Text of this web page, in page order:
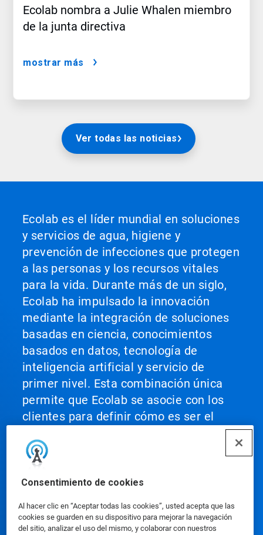
Consentimiento de cookies
Al hacer clic en “Aceptar todas las cookies”, usted acepta que las
cookies se guarden en su dispositivo para mejorar la navegación
del sitio, analizar el uso del mismo, y colaborar con nuestros
Ecolab nombra a Julie Whalen miembro
de la junta directiva
mostrar más
Ver todas las noticias
Ecolab es el líder mundial en soluciones
y servicios de agua, higiene y
prevención de infecciones que protegen
a las personas y los recursos vitales
para la vida. Durante más de un siglo,
Ecolab ha impulsado la innovación
mediante la integración de soluciones
basadas en ciencia, conocimientos
basados en datos, tecnología de
inteligencia artificial y servicio de
primer nivel. Esta combinación única
permite que Ecolab se asocie con los
clientes para definir cómo es ser el
mejor en su clase y escalarlo en todas
sus operaciones, ayudándolos a lograr
el máximo rendimiento.